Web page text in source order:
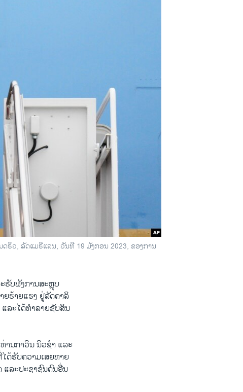
ຣິວ, ລັດແມຣີແລນ, ວັນທີ 19 ມັງກອນ 2023, ຂອງການ
ຮັບຟັງການສະຫຼຸບ
ຍຮ້າຍ​ແຮງ ​ຢູ່ລັດຄາລິ
ລະໄດ້ທຳ​ລາຍ​ຊັບ​ສິນ​
ານກາວິນ ນິວຊໍາ ແລະ
ດ້ຮັບຄວາມເສຍຫາຍ
ແລະປະຊາຊົນຄົນອື່ນ